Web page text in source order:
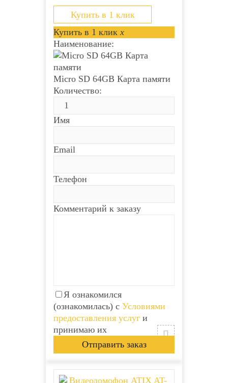
полипропилена и применяется для
открытой проводки....
Купить в 1 клик
Купить в 1 клик x
Наименование:
Micro SD 64GB Карта памяти
Количество:
Имя
Email
Телефон
Комментарий к заказу
Я ознакомился
(ознакомилась) с Условиями
предоставления услуг и
принимаю их